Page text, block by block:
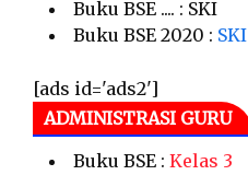
Buku BSE .... : SKI
Buku BSE 2020 : SKI
[ads id='ads2']
ADMINISTRASI GURU
Buku BSE : Kelas 3